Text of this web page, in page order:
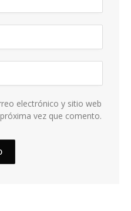
electrónico y sitio web
vez que comento.